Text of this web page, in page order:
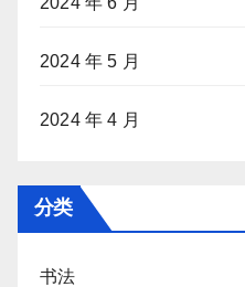
2024 年 5 月
2024 年 4 月
分类
书法